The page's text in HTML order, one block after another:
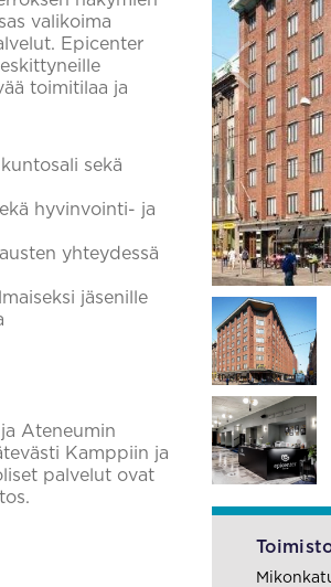
valikoima
Epicenter
toimitilaa ja
sekä
hyvinvointi- ja
yhteydessä
jäsenille
Ateneumin
Kamppiin ja
palvelut ovat